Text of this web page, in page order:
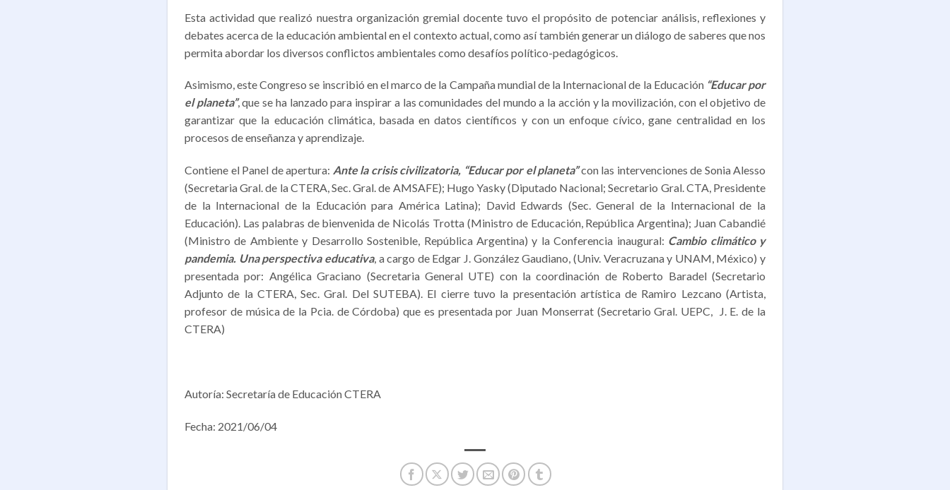
Esta actividad que realizó nuestra organización gremial docente tuvo el propósito de potenciar análisis, reflexiones y
debates acerca de la educación ambiental en el contexto actual, como así también generar un diálogo de saberes que nos
permita abordar los diversos conflictos ambientales como desafíos político-pedagógicos.
Asimismo, este Congreso se inscribió en el marco de la Campaña mundial de la Internacional de la Educación “Educar por
el planeta”, que se ha lanzado para inspirar a las comunidades del mundo a la acción y la movilización, con el objetivo de
garantizar que la educación climática, basada en datos científicos y con un enfoque cívico, gane centralidad en los
procesos de enseñanza y aprendizaje.
Contiene el Panel de apertura: Ante la crisis civilizatoria, “Educar por el planeta”con las intervenciones de Sonia Alesso
(Secretaria Gral. de la CTERA, Sec. Gral. de AMSAFE); Hugo Yasky (Diputado Nacional; Secretario Gral. CTA, Presidente
de la Internacional de la Educación para América Latina); David Edwards (Sec. General de la Internacional de la
Educación). Las palabras de bienvenida de Nicolás Trotta (Ministro de Educación, República Argentina); Juan Cabandié
(Ministro de Ambiente y Desarrollo Sostenible, República Argentina) y la Conferencia inaugural: Cambio climático y
pandemia. Una perspectiva educativa, a cargo de Edgar J. González Gaudiano, (Univ. Veracruzana y UNAM, México) y
presentada por: Angélica Graciano (Secretaria General UTE) con la coordinación de Roberto Baradel (Secretario
Adjunto de la CTERA, Sec. Gral. Del SUTEBA). El cierre tuvo la presentación artística de Ramiro Lezcano (Artista,
profesor de música de la Pcia. de Córdoba) que es presentada por Juan Monserrat (Secretario Gral. UEPC, J. E. de la
CTERA)
Autoría: Secretaría de Educación CTERA
Fecha: 2021/06/04